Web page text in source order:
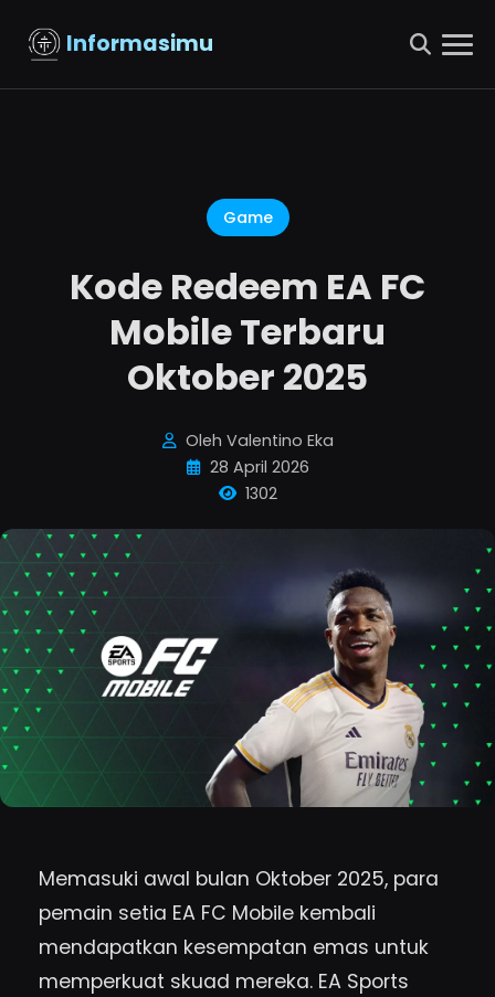
Informasimu
Game
Kode Redeem EA FC
Mobile Terbaru
Oktober 2025
Oleh Valentino Eka
28 April 2026
1302
Memasuki awal bulan Oktober 2025, para
pemain setia EA FC Mobile kembali
mendapatkan kesempatan emas untuk
memperkuat skuad mereka. EA Sports